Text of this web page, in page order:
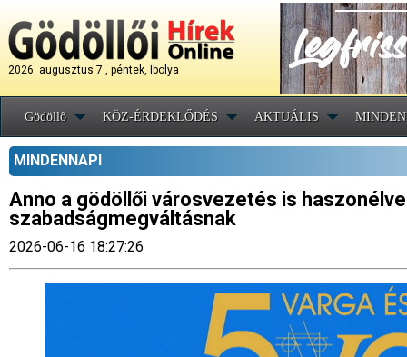
2026. augusztus 7., péntek, Ibolya
Gödöllő KÖZ-ÉRDEKLŐDÉS AKTUÁLIS
MINDENNAPI
Anno a gödöllői városvezetés is
szabadságmegváltásnak
2026-06-16 18:27:26